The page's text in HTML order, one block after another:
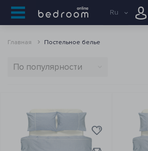
Ru
Главная Постельное белье